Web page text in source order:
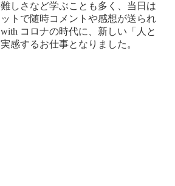
しさなど学ぶことも多く、当日は
トで随時コメントや感想が送られ
コロナの時代に、新しい「人と
感するお仕事となりました。